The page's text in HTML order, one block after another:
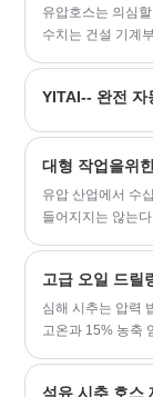
유압호스는 의심
수치는 건설 기계
유압 산업에서 수
들어지지는 않는
심해 시추는 압력
고온과 15% 농축
석유 시추 호스